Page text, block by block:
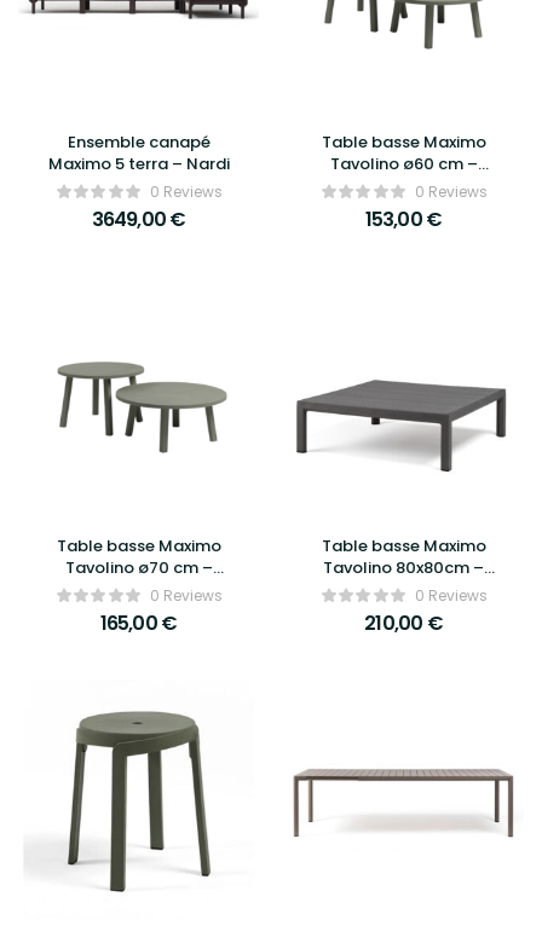
Ensemble canapé
Maximo 5 terra – Nardi
0 Reviews
3649,00€
Table basse Maximo
Tavolino ø60 cm –
Nardi0 Reviews
153,00€
Table basse Maximo
Tavolino ø70 cm –
Nardi0 Reviews
165,00€
Table basse Maximo
Tavolino 80x80cm –
Nardi0 Reviews
210,00 €